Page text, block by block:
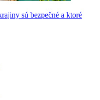
sú bezpečné a ktoré